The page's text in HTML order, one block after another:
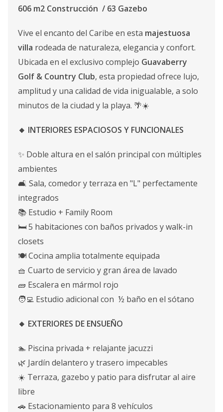
606 m2 Construcción / 63 Gazebo
Vive el encanto del Caribe en esta majestuosa
villa rodeada de naturaleza, elegancia y confort.
Ubicada en el exclusivo complejo Guavaberry
Golf & Country Club, esta propiedad ofrece lujo,
amplitud y una calidad de vida inigualable, a solo
minutos de la ciudad y la playa. 🌴☀️
🔸 INTERIORES ESPACIOSOS Y FUNCIONALES
✨ Doble altura en el salón principal con múltiples
ambientes
🛋️ Sala, comedor y terraza en "L" perfectamente
integrados
📚 Estudio + Family Room
🛏️ 5 habitaciones con baños privados y walk-in
closets
🍽️ Cocina amplia totalmente equipada
🧺 Cuarto de servicio y gran área de lavado
🧱 Escalera en mármol rojo
🧑‍💻 Estudio adicional con ½ baño en el sótano
🔸 EXTERIORES DE ENSUEÑO
🏊 Piscina privada + relajante jacuzzi
🌿 Jardín delantero y trasero impecables
☀️ Terraza, gazebo y patio para disfrutar al aire
libre
🚗 Estacionamiento para 8 vehículos